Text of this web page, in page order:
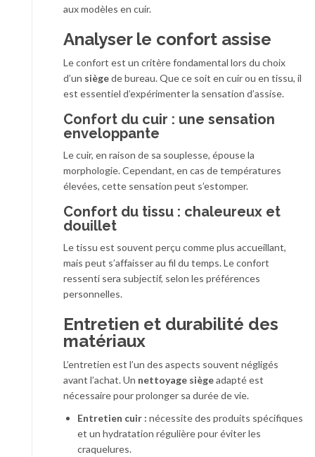
aux modèles en cuir.
Analyser le confort assise
Le confort est un critère fondamental lors du choix
d’un siègede bureau. Que ce soit en cuir ou en tissu, il
est essentiel d’expérimenter la sensation d’assise.
Confort du cuir : une sensation
enveloppante
Le cuir, en raison de sa souplesse, épouse la
morphologie. Cependant, en cas de températures
élevées, cette sensation peut s’estomper.
Confort du tissu : chaleureux et
douillet
Le tissu est souvent perçu comme plus accueillant,
mais peut s’affaisser au fil du temps. Le confort
ressenti sera subjectif, selon les préférences
personnelles.
Entretien et durabilité des
matériaux
L’entretien est l’un des aspects souvent négligés
avant l’achat. Un nettoyage siègeadapté est
nécessaire pour prolonger sa durée de vie.
Entretien cuir : nécessite des produits spécifiques
et un hydratation régulière pour éviter les
craquelures.